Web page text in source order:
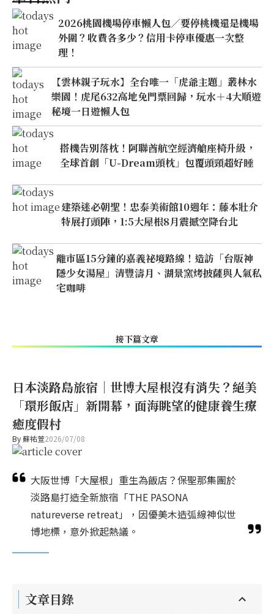
2026桃園機場停車懶人包／要停桃機還是機場
外圍？收費各多少？信用卡停車優惠一次整
理！
【雲林親子玩水】全台唯一「虎爺主題」叢林水
樂園！虎尾632高地免門票回歸，玩水＋4大順遊
秘境一日遊懶人包
搭機告別落枕！阿聯酋航空經濟艙座椅升級，
全球首創「U-Dream頭枕」包覆頭頸超好睡
建築迷必朝聖！忠泰美術館10週年：藤本壯介
特展打頭陣，1:5大屋根8月震撼空降台北
離市區15分鐘的嘉義祕境路線！造訪「台版神
隱少女湯屋」清豐濤月、湖景窯烤披薩與人氣私
宅咖啡
接下篇文章
日本淡路島旅宿｜世博大屋根沒有消失？絕美
「環形飯店」新開幕，面海眺望的健康養生療
癒度假村
By蘇祐萱2026/07/08
大阪世博「大屋根」重生為飯店？保聖那集團於
淡路島打造全新旅宿「THE PASONA
natureverse retreat」，因優美木造弧線神似世
博地標，意外掀起熱議。
文章目錄